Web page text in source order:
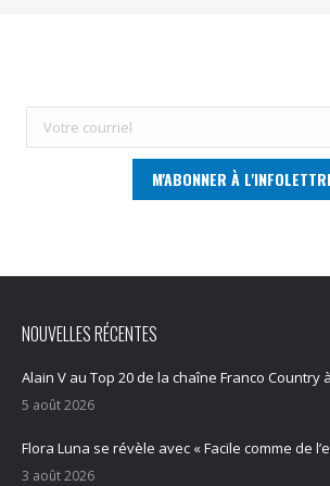
NOUVELLES RÉCENTES
Alain V au Top 20 de la chaîne Franco Country
5 août 2026
Flora Luna se révèle avec « Facile comme de
3 août 2026